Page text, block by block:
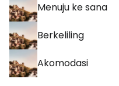
Menuju ke sana
Berkeliling
Akomodasi